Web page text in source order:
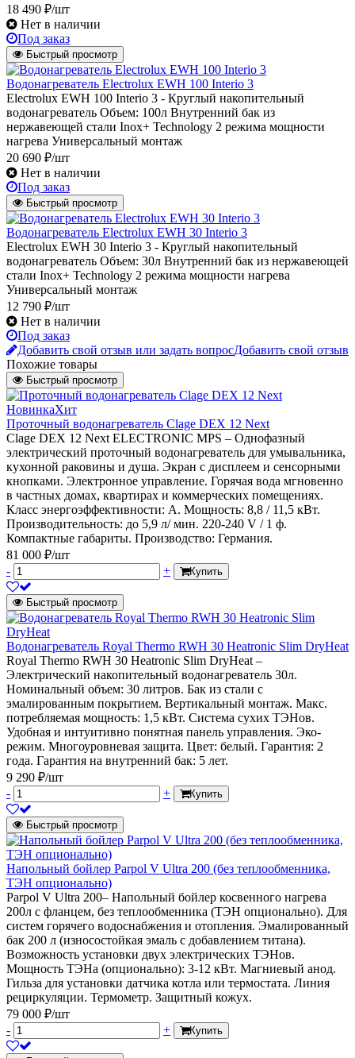
18 490 ₽/шт
Нет в наличии
Под заказ
Быстрый просмотр
Водонагреватель Electrolux EWH 100 Interio 3
Electrolux EWH 100 Interio 3 - Круглый накопительный
водонагреватель Объем: 100л Внутренний бак из
нержавеющей стали Inox+ Technology 2 режима мощности
нагрева Универсальный монтаж
20 690 ₽/шт
Нет в наличии
Под заказ
Быстрый просмотр
Водонагреватель Electrolux EWH 30 Interio 3
Electrolux EWH 30 Interio 3 - Круглый накопительный
водонагреватель Объем: 30л Внутренний бак из нержавеющей
стали Inox+ Technology 2 режима мощности нагрева
Универсальный монтаж
12 790 ₽/шт
Нет в наличии
Под заказ
Добавить свой отзыв или задать вопросДобавить свой отзыв
Похожие товары
Быстрый просмотр
НовинкаХит
Проточный водонагреватель Clage DEX 12 Next
Clage DEX 12 Next ELECTRONIC MPS – Однофазный
электрический проточный водонагреватель для умывальника,
кухонной раковины и душа. Экран с дисплеем и сенсорными
кнопками. Электронное управление. Горячая вода мгновенно
в частных домах, квартирах и коммерческих помещениях.
Класс энергоэффективности: А. Мощность: 8,8 / 11,5 кВт.
Производительность: до 5,9 л/ мин. 220-240 V / 1 ф.
Компактные габариты. Производство: Германия.
81 000 ₽/шт
-
+ Купить
Быстрый просмотр
Водонагреватель Royal Thermo RWH 30 Heatronic Slim DryHeat
Royal Thermo RWH 30 Heatronic Slim DryHeat –
Электрический накопительный водонагреватель 30л.
Номинальный объем: 30 литров. Бак из стали с
эмалированным покрытием. Вертикальный монтаж. Макс.
потребляемая мощность: 1,5 кВт. Система сухих ТЭНов.
Удобная и интуитивно понятная панель управления. Эко-
режим. Многоуровневая защита. Цвет: белый. Гарантия: 2
года. Гарантия на внутренний бак: 5 лет.
9 290 ₽/шт
-
+ Купить
Быстрый просмотр
Напольный бойлер Parpol V Ultra 200 (без теплообменника,
ТЭН опционально)
Parpol V Ultra 200– Напольный бойлер косвенного нагрева
200л с фланцем, без теплообменника (ТЭН опционально). Для
систем горячего водоснабжения и отопления. Эмалированный
бак 200 л (износостойкая эмаль с добавлением титана).
Возможность установки двух электрических ТЭНов.
Мощность ТЭНа (опционально): 3-12 кВт. Магниевый анод.
Гильза для установки датчика котла или термостата. Линия
рециркуляции. Термометр. Защитный кожух.
79 000 ₽/шт
-
+ Купить